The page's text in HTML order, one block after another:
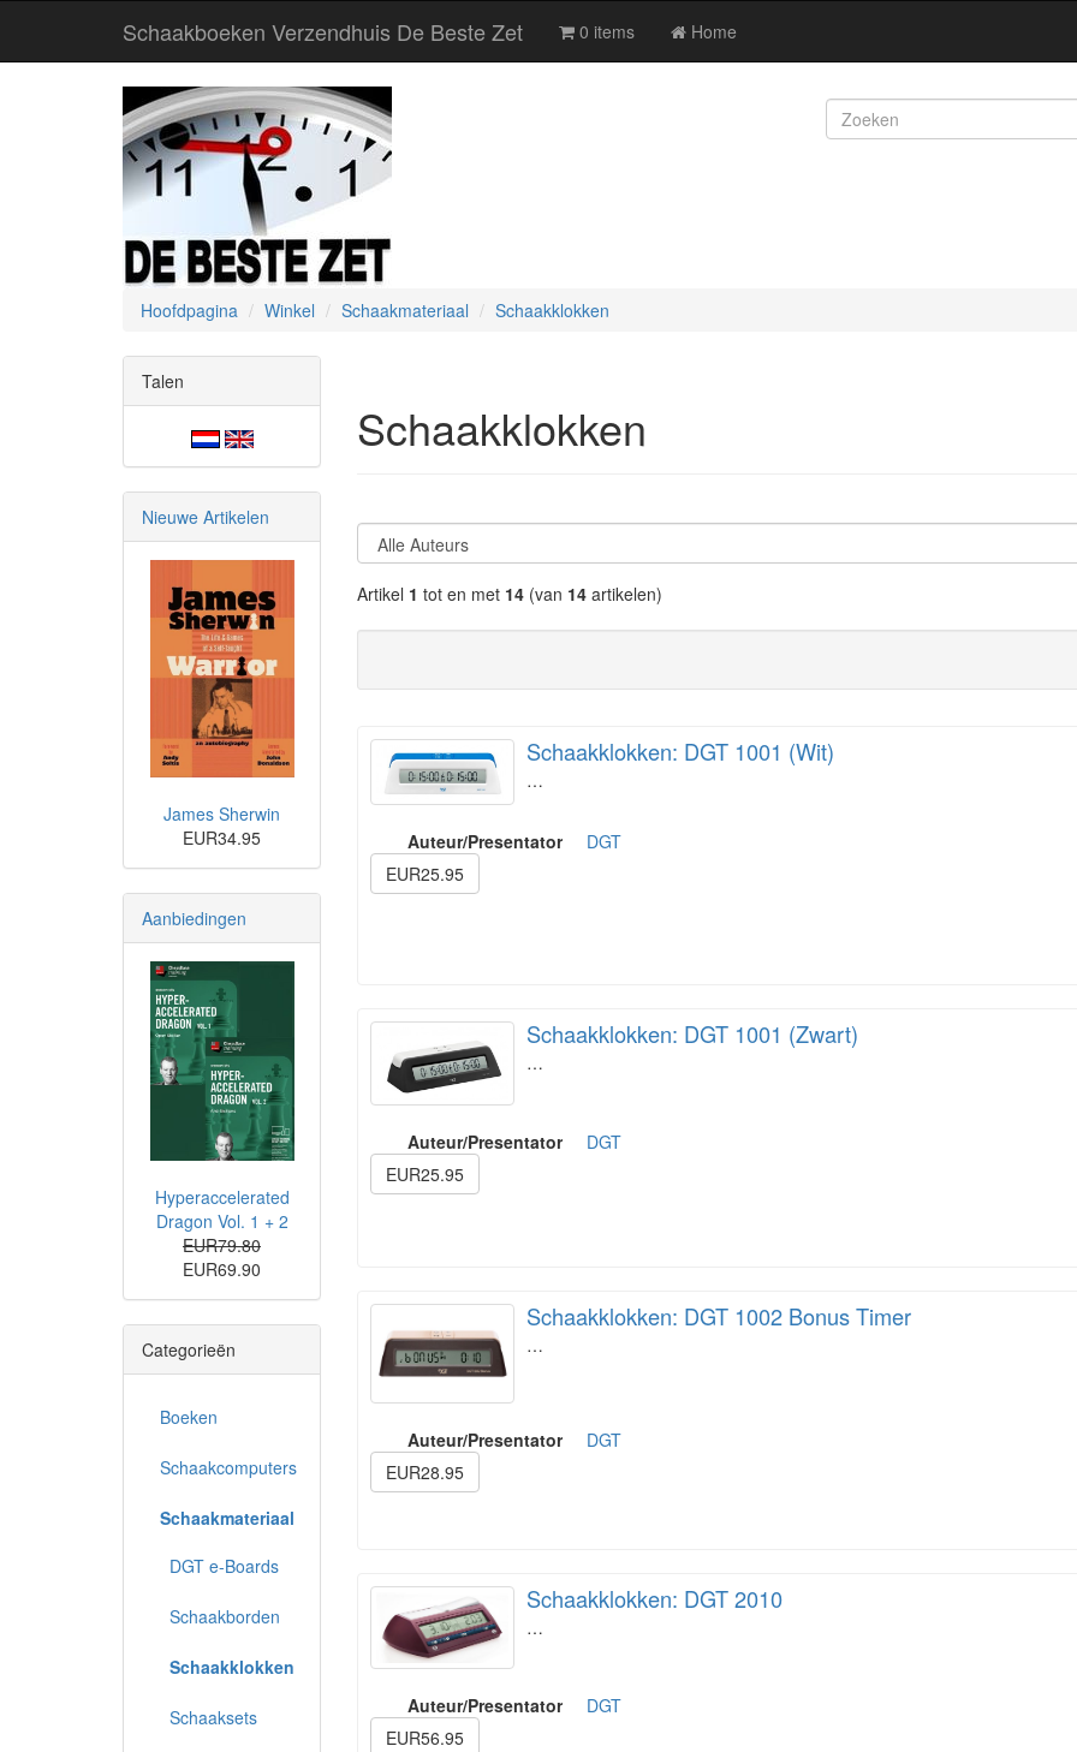
Schaakboeken Verzendhuis De Beste Zet 0 items Home
Hoofdpagina Winkel Schaakmateriaal Schaakklokken
Schaakklokken
Artikel 1 tot en met 14 (van 14 artikelen)
Schaakklokken: DGT 1001 (Wit)
…
Auteur/Presentator
DGT
EUR25.95
Schaakklokken: DGT 1001 (Zwart)
…
Auteur/Presentator
DGT
EUR25.95
Schaakklokken: DGT 1002 Bonus Timer
…
Auteur/Presentator
DGT
EUR28.95
Schaakklokken: DGT 2010
…
Auteur/Presentator
DGT
EUR56.95
Talen
Nieuwe Artikelen
James Sherwin
EUR34.95
Aanbiedingen
Hyperaccelerated
Dragon Vol. 1 + 2
EUR79.80
EUR69.90
Categorieën
Boeken
Schaakcomputers
Schaakmateriaal
DGT e-Boards
Schaakborden
Schaakklokken
Schaaksets